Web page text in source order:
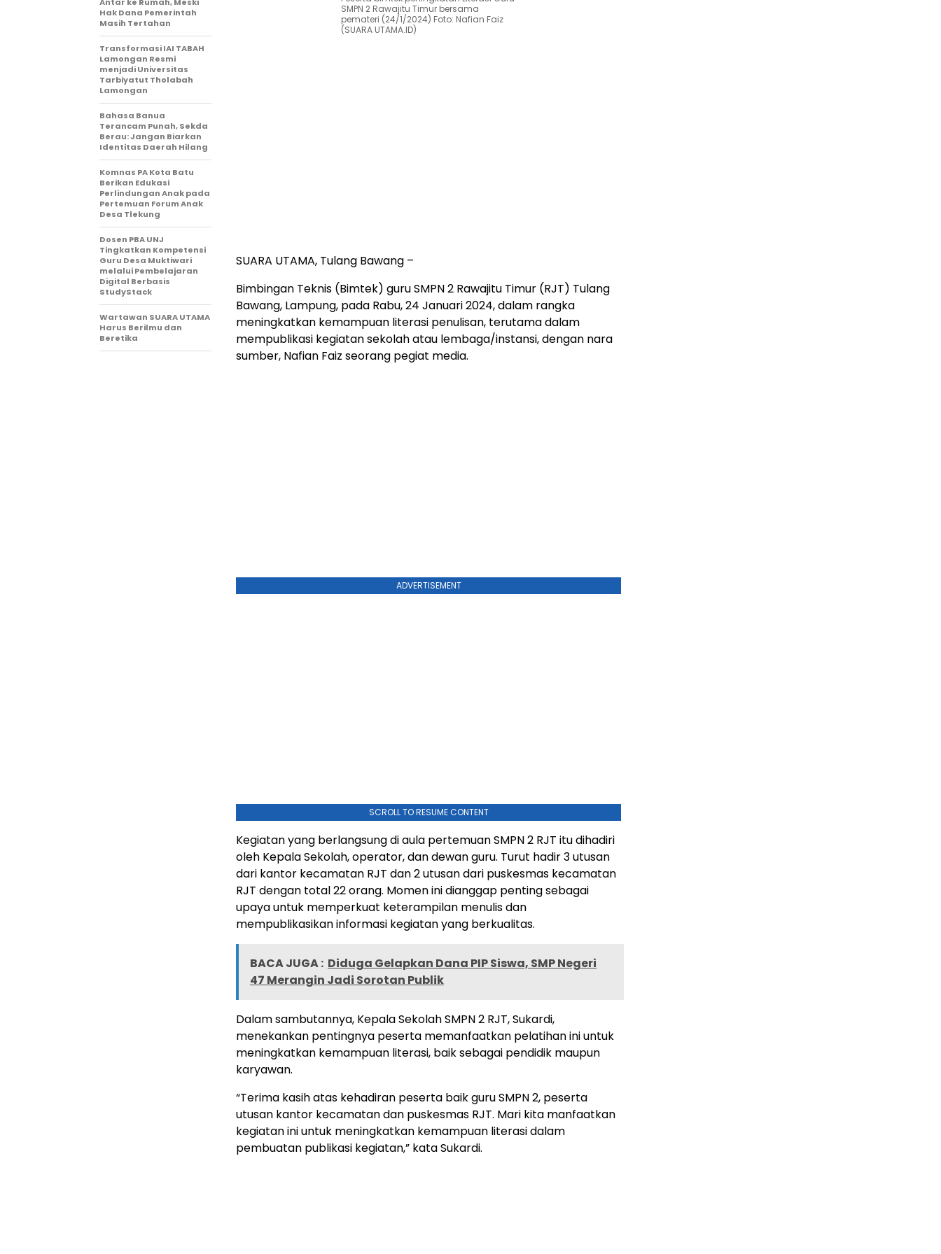
SMPN 2 Rawajitu Timur bersama
pemateri (24/1/2024) Foto: Nafian Faiz
(SUARA UTAMA.ID)
SUARA UTAMA, Tulang Bawang –
Bimbingan Teknis (Bimtek) guru SMPN 2 Rawajitu Timur (RJT) Tulang
Bawang, Lampung, pada Rabu, 24 Januari 2024, dalam rangka
meningkatkan kemampuan literasi penulisan, terutama dalam
mempublikasi kegiatan sekolah atau lembaga/instansi, dengan nara
sumber, Nafian Faiz seorang pegiat media.
ADVERTISEMENT
SCROLL TO RESUME CONTENT
Kegiatan yang berlangsung di aula pertemuan SMPN 2 RJT itu dihadiri
oleh Kepala Sekolah, operator, dan dewan guru. Turut hadir 3 utusan
dari kantor kecamatan RJT dan 2 utusan dari puskesmas kecamatan
RJT dengan total 22 orang. Momen ini dianggap penting sebagai
upaya untuk memperkuat keterampilan menulis dan
mempublikasikan informasi kegiatan yang berkualitas.
BACA JUGA : Diduga Gelapkan Dana PIP Siswa, SMP Negeri
47 Merangin Jadi Sorotan Publik
Dalam sambutannya, Kepala Sekolah SMPN 2 RJT, Sukardi,
menekankan pentingnya peserta memanfaatkan pelatihan ini untuk
meningkatkan kemampuan literasi, baik sebagai pendidik maupun
karyawan.
“Terima kasih atas kehadiran peserta baik guru SMPN 2, peserta
utusan kantor kecamatan dan puskesmas RJT. Mari kita manfaatkan
kegiatan ini untuk meningkatkan kemampuan literasi dalam
pembuatan publikasi kegiatan,” kata Sukardi.
Hak Dana Pemerintah
Masih Tertahan
Transformasi IAI TABAH
Lamongan Resmi
menjadi Universitas
Tarbiyatut Tholabah
Lamongan
Bahasa Banua
Terancam Punah, Sekda
Berau: Jangan Biarkan
Identitas Daerah Hilang
Komnas PA Kota Batu
Berikan Edukasi
Perlindungan Anak pada
Pertemuan Forum Anak
Desa Tlekung
Dosen PBA UNJ
Tingkatkan Kompetensi
Guru Desa Muktiwari
melalui Pembelajaran
Digital Berbasis
StudyStack
Wartawan SUARA UTAMA
Harus Berilmu dan
Beretika